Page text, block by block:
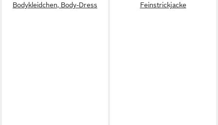
Bodykleidchen, Body-Dress
Feinstrickjacke